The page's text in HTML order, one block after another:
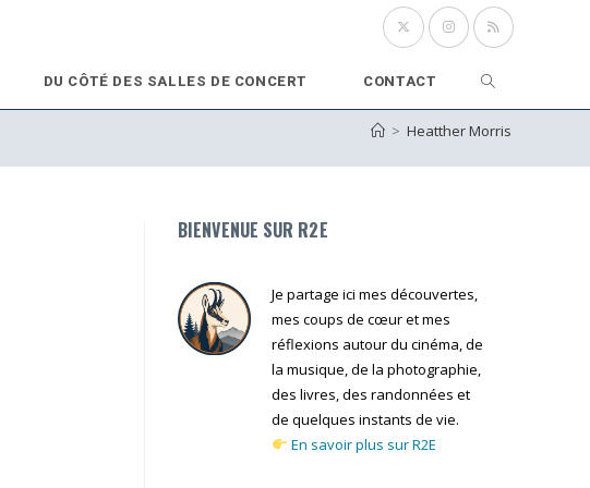
DU CÔTÉ DES SALLES DE CONCERT CONTACT Toggle
website
> Heatther Morris
BIENVENUE SUR R2E
Je partage ici mes découvertes,
mes coups de cœur et mes
réflexions autour du cinéma, de
la musique, de la photographie,
des livres, des randonnées et
de quelques instants de vie.
En savoir plus sur R2E